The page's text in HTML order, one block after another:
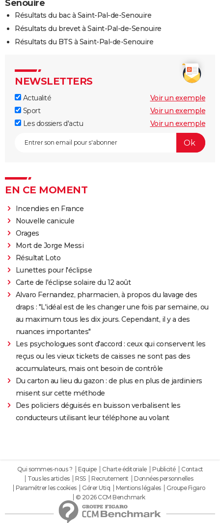
Senouire
Résultats du bac à Saint-Pal-de-Senouire
Résultats du brevet à Saint-Pal-de-Senouire
Résultats du BTS à Saint-Pal-de-Senouire
NEWSLETTERS
Actualité
Voir un exemple
Sport
Voir un exemple
Les dossiers d'actu
Voir un exemple
EN CE MOMENT
Incendies en France
Nouvelle canicule
Orages
Mort de Jorge Messi
Résultat Loto
Lunettes pour l'éclipse
Carte de l'éclipse solaire du 12 août
Alvaro Fernandez, pharmacien, à propos du lavage des
draps : "L'idéal est de les changer une fois par semaine, ou
au maximum tous les dix jours. Cependant, il y a des
nuances importantes"
Les psychologues sont d'accord : ceux qui conservent les
reçus ou les vieux tickets de caisses ne sont pas des
accumulateurs, mais ont besoin de contrôle
Du carton au lieu du gazon : de plus en plus de jardiniers
misent sur cette méthode
Des policiers déguisés en buisson verbalisent les
conducteurs utilisant leur téléphone au volant
Qui sommes-nous ? Equipe Charte éditoriale Publicité
Contact
Tous les articles
RSS Recrutement
Données personnelles
Paramétrer les cookies
Gérer Utiq Mentions légales
Groupe Figaro
© 2026 CCM Benchmark